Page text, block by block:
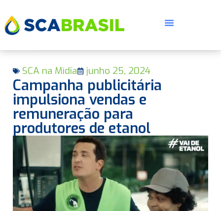
SCA na Mìdia junho 25, 2024
Campanha publicitária
impulsiona vendas e
remuneração para
produtores de etanol